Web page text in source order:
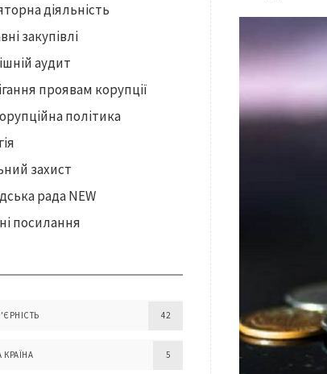
діяльність
закупівлі
аудит
проявам корупції
політика
захист
рада NEW
посилання
42
КРАЇНА 5